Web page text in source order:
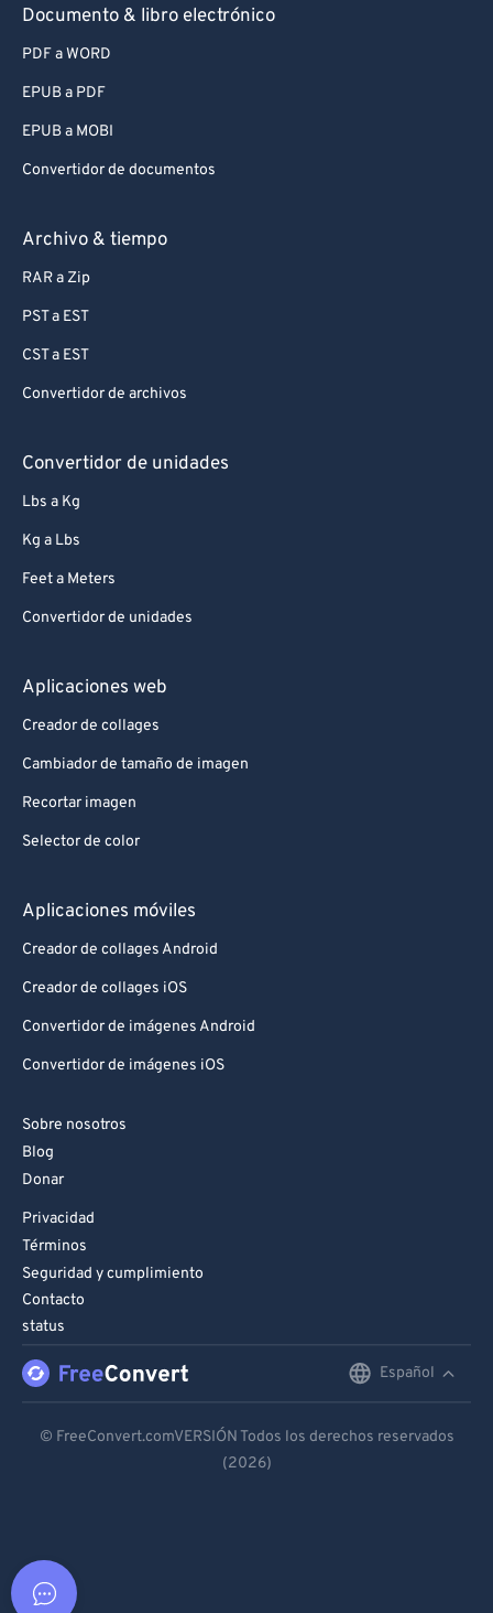
Documento & libro electrónico
PDF a WORD
EPUB a PDF
EPUB a MOBI
Convertidor de documentos
Archivo & tiempo
RAR a Zip
PST a EST
CST a EST
Convertidor de archivos
Convertidor de unidades
Lbs a Kg
Kg a Lbs
Feet a Meters
Convertidor de unidades
Aplicaciones web
Creador de collages
Cambiador de tamaño de imagen
Recortar imagen
Selector de color
Aplicaciones móviles
Creador de collages Android
Creador de collages iOS
Convertidor de imágenes Android
Convertidor de imágenes iOS
Sobre nosotros
Blog
Donar
Privacidad
Términos
Seguridad y cumplimiento
Contacto
status
Español
Español
© FreeConvert.comVERSIÓN Todos los derechos reservados
(2026)